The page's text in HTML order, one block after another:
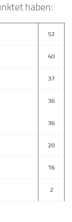
haben:
52
40
37
36
36
20
16
2